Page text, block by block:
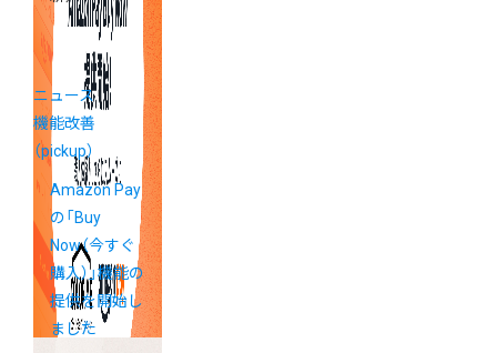
ニュース
機能改善
（pickup）
Amazon Pay
の「Buy
Now（今すぐ
購入）」機能の
提供を開始し
ました